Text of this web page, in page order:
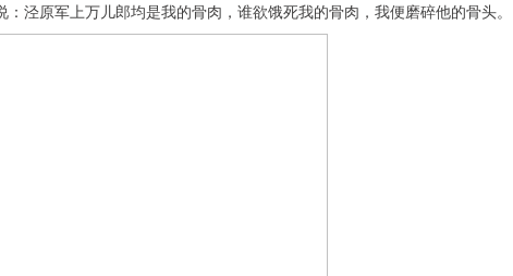
泾原军上万儿郎均是我的骨肉，谁欲饿死我的骨肉，我便磨碎他的骨头。